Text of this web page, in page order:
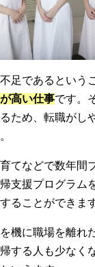
足であるという
高い仕事です。
ため、転職がし
てなどで数年間
支援プログラム
ることができます
機に職場を離れ
する人も少なく